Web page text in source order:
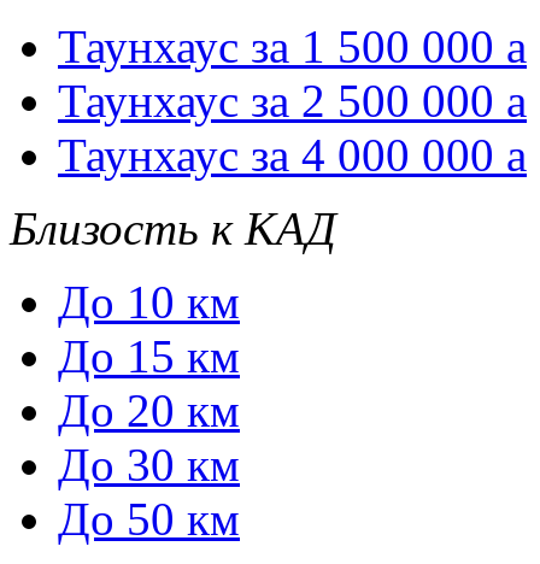
Таунхаус за 1 500 000 a
Таунхаус за 2 500 000 a
Таунхаус за 4 000 000 a
Близость к КАД
До 10 км
До 15 км
До 20 км
До 30 км
До 50 км